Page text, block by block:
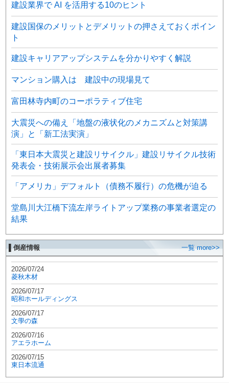
建設業界で AI を活用する10のヒント
建設国保のメリットとデメリットの押さえておくポイン
ト
建設キャリアアップシステムを分かりやすく解説
マンション購入は 建設中の現場見て
富田林寺内町のコーポラティブ住宅
大震災への備え「地盤の液状化のメカニズムと対策講
演」と「新工法実演」
「東日本大震災と建設リサイクル」建設リサイクル技術
発表会・技術展示会出展者募集
「アメリカ」デフォルト（債務不履行）の危機が迫る
堂島川大江橋下流左岸ライトアップ業務の事業者選定の
結果
▌倒産情報 一覧 more>>
2026/07/24
菱秋木材
2026/07/17
昭和ホールディングス
2026/07/17
文學の森
2026/07/16
アエラホーム
2026/07/15
東日本流通